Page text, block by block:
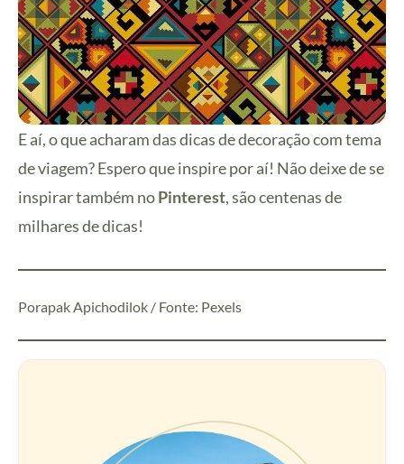
E aí, o que acharam das dicas de decoração com tema
de viagem? Espero que inspire por aí! Não deixe de se
inspirar também noPinterest, são centenas de
milhares de dicas!
Porapak Apichodilok / Fonte: Pexels